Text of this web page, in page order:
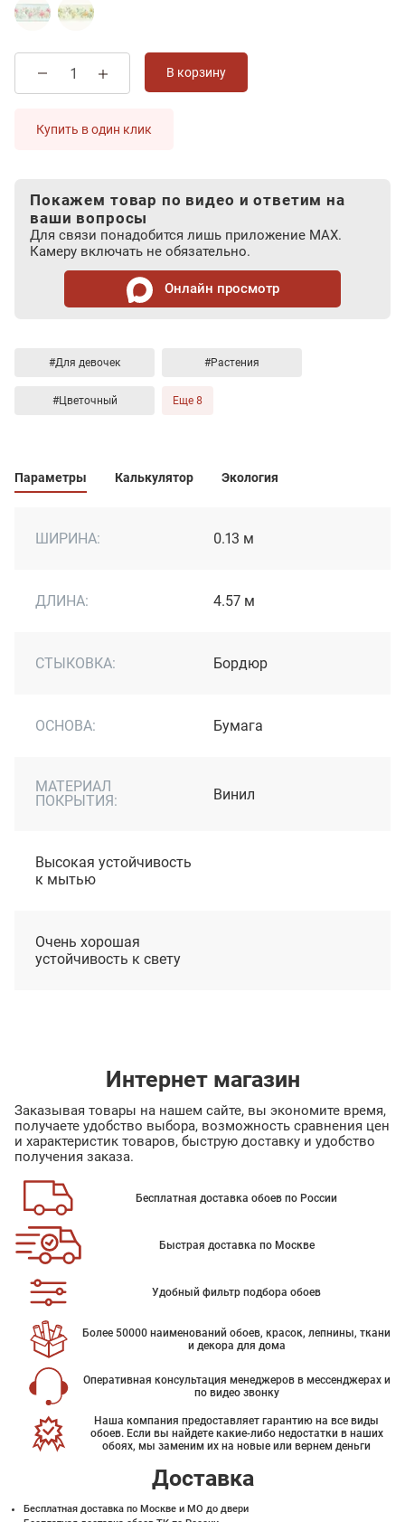
В корзину
Купить в один клик
Покажем товар по видео и ответим на
ваши вопросы
Для связи понадобится лишь приложение MAX.
Камеру включать не обязательно.
Онлайн просмотр
#Для девочек #Растения
#Цветочный Еще 8
Параметры Калькулятор Экология
ШИРИНА: 0.13 м
ДЛИНА: 4.57 м
СТЫКОВКА: Бордюр
ОСНОВА: Бумага
МАТЕРИАЛ
ПОКРЫТИЯ:
Винил
Высокая устойчивость
к мытью
Очень хорошая
устойчивость к свету
Интернет магазин
Заказывая товары на нашем сайте, вы экономите время,
получаете удобство выбора, возможность сравнения цен
и характеристик товаров, быструю доставку и удобство
получения заказа.
Бесплатная доставка обоев по России
Быстрая доставка по Москве
Удобный фильтр подбора обоев
Более 50000 наименований обоев, красок, лепнины, ткани
и декора для дома
Оперативная консультация менеджеров в мессенджерах и
по видео звонку
Наша компания предоставляет гарантию на все виды
обоев. Если вы найдете какие-либо недостатки в наших
обоях, мы заменим их на новые или вернем деньги
Доставка
Бесплатная доставка по Москве и МО до двери